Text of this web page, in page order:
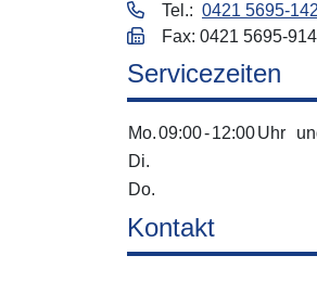
Tel.: 0421 5695-142
Fax: 0421 5695-
Servicezeiten
Mo.09:00-12:00Uhr
Di.
Do.
Kontakt